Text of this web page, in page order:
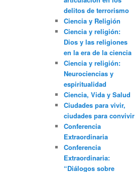
delitos de terrorismo
Ciencia y Religión
Ciencia y religión:
Dios y las religiones
en la era de la ciencia
Ciencia y religión:
Neurociencias y
espiritualidad
Ciencia, Vida y Salud
Ciudades para vivir,
ciudades para convivir
Conferencia
Extraordinaria
Conferencia
Extraordinaria:
“Diálogos sobre